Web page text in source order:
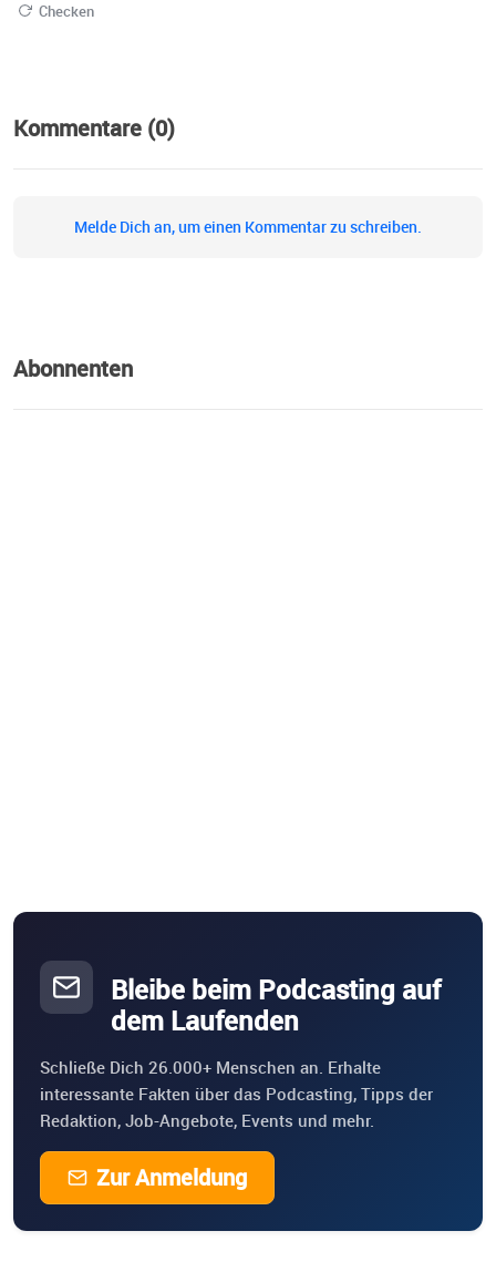
Checken
Kommentare (0)
Melde Dich an, um einen Kommentar zu schreiben.
Abonnenten
Bleibe beim Podcasting auf
dem Laufenden
Schließe Dich 26.000+ Menschen an. Erhalte
interessante Fakten über das Podcasting, Tipps der
Redaktion, Job-Angebote, Events und mehr.
Zur Anmeldung